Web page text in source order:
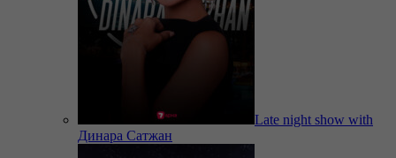
Late night show with
Динара Сатжан